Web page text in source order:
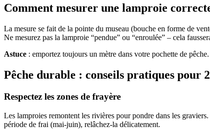
Comment mesurer une lamproie
La mesure se fait de la pointe du museau (bouche en forme de
Ne mesurez pas la lamproie “pendue” ou “enroulée” – cela
Astuce : emportez toujours un mètre dans votre pochette de
Pêche durable : conseils pratiques pour
Respectez les zones de frayère
Les lamproies remontent les rivières pour pondre dans les
période de frai (mai-juin), relâchez-la délicatement.